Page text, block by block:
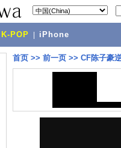
K-POP iPhone
首页 >> 前一页 >> CF陈子豪